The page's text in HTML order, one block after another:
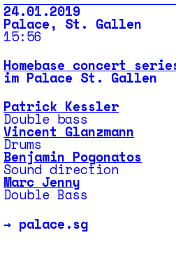
24.01.2019
Palace, St. Gallen
15:56
Homebase concert
im Palace St. Gallen
Patrick Kessler
Double bass
Vincent Glanzmann
Drums
Benjamin Pogonatos
Sound direction
Marc Jenny
Double Bass
→ palace.sg